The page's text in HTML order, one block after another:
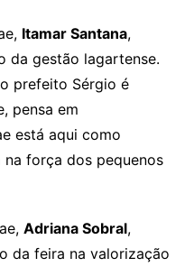
Itamar Santana,
da gestão lagartense.
prefeito Sérgio é
pensa em
está aqui como
força dos pequenos
Adriana Sobral,
da feira na valorização